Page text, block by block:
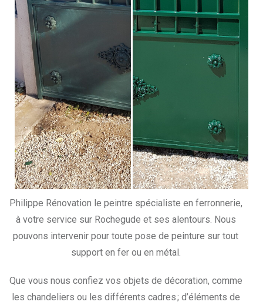
Philippe Rénovation le peintre spécialiste en ferronnerie,
à votre service sur Rochegude et ses alentours. Nous
pouvons intervenir pour toute pose de peinture sur tout
support en fer ou en métal.
Que vous nous confiez vos objets de décoration, comme
les chandeliers ou les différents cadres ; d’éléments de